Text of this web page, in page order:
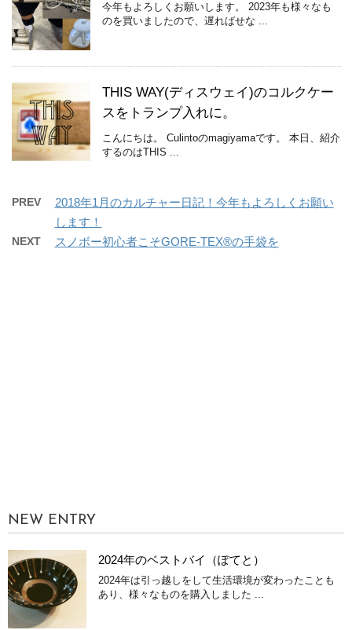
今年もよろしくお願いします。 2023年も様々なも
のを買いましたので、遅ればせな ...
THIS WAY(ディスウェイ)のコルクケー
スをトランプ入れに。
こんにちは。 Culintoのmagiyamaです。 本日、紹介
するのはTHIS ...
PREV
2018年1月のカルチャー日記！今年もよろしくお願い
します！
NEXT スノボー初心者こそGORE-TEX®の手袋を
NEW ENTRY
2024年のベストバイ（ぽてと）
2024年は引っ越しをして生活環境が変わったことも
あり、様々なものを購入しました ...